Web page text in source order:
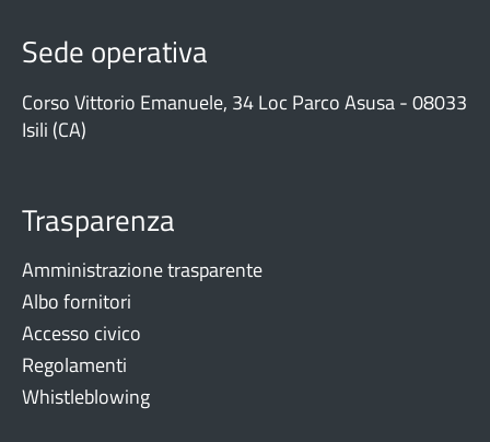
Sede operativa
Corso Vittorio Emanuele, 34 Loc Parco Asusa - 08033
Isili (CA)
Trasparenza
Amministrazione trasparente
Albo fornitori
Accesso civico
Regolamenti
Whistleblowing